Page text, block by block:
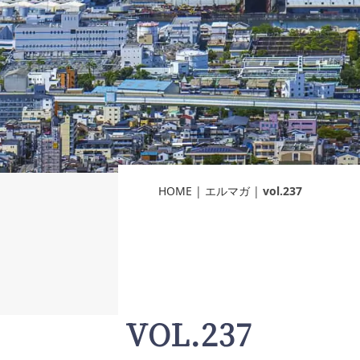
HOME | エルマガ| vol.237
VOL.237